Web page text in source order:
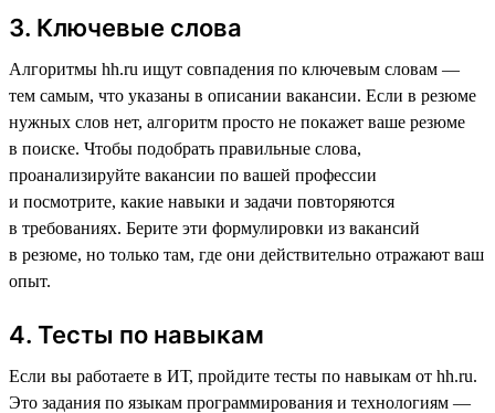
3. Ключевые слова
Алгоритмы hh.ru ищут совпадения по ключевым словам —
тем самым, что указаны в описании вакансии. Если в резюме
нужных слов нет, алгоритм просто не покажет ваше резюме
в поиске. Чтобы подобрать правильные слова,
проанализируйте вакансии по вашей профессии
и посмотрите, какие навыки и задачи повторяются
в требованиях. Берите эти формулировки из вакансий
в резюме, но только там, где они действительно отражают ваш
опыт.
4. Тесты по навыкам
Если вы работаете в ИТ, пройдите тесты по навыкам от hh.ru.
Это задания по языкам программирования и технологиям —